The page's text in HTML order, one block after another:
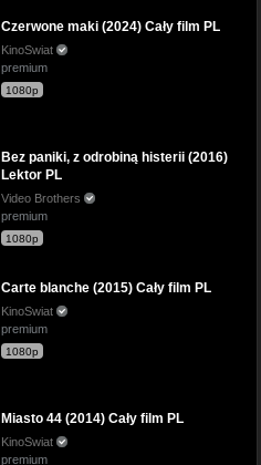
Czerwone maki (2024) Cały film PL
KinoSwiat
premium
1080p
Bez paniki, z odrobiną histerii (2016)
Lektor PL
Video Brothers
premium
1080p
Carte blanche (2015) Cały film PL
KinoSwiat
premium
1080p
Miasto 44 (2014) Cały film PL
KinoSwiat
premium